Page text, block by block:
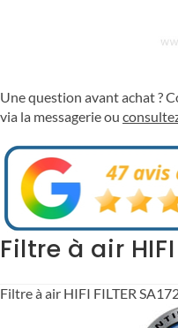
Une question avant achat ?
via la messagerie ou
Filtre à air
Filtre à air HIFI FILTER